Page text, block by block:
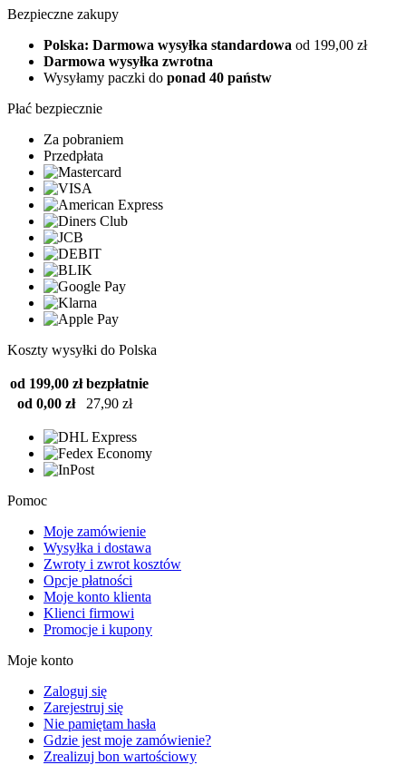
Bezpieczne zakupy
Polska: Darmowa wysyłka standardowa od 199,00 zł
Darmowa wysyłka zwrotna
Wysyłamy paczki do ponad 40 państw
Płać bezpiecznie
Za pobraniem
Przedpłata
Koszty wysyłki do Polska
od 199,00 zł bezpłatnie
od 0,00 zł
27,90 zł
Pomoc
Moje zamówienie
Wysyłka i dostawa
Zwroty i zwrot kosztów
Opcje płatności
Moje konto klienta
Klienci firmowi
Promocje i kupony
Moje konto
Zaloguj się
Zarejestruj się
Nie pamiętam hasła
Gdzie jest moje zamówienie?
Zrealizuj bon wartościowy